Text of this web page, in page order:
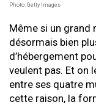
Photo: Getty Images
Même si un grand
désormais bien
d’hébergement
veulent pas. Et on
entre ses quatre
cette raison, la